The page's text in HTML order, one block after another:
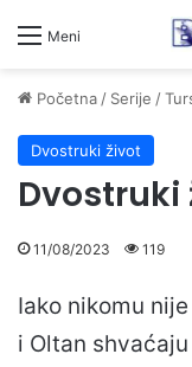
Meni
Početna/ Serije /
Dvostruki život
Dvostruki
11/08/2023 119
Iako nikomu
i Oltan